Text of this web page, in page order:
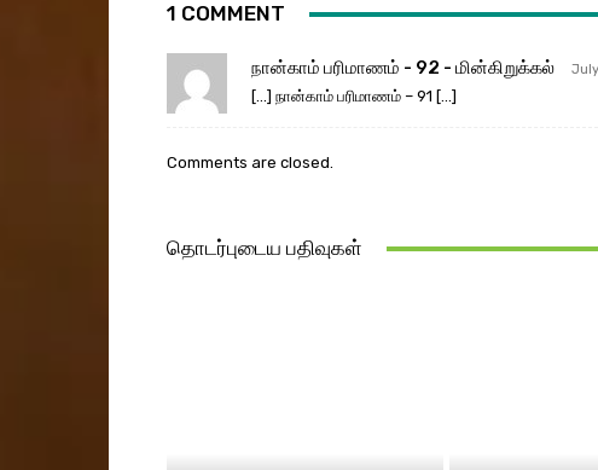
1 COMMENT
நான்காம் பரிமாணம் - 92 - மின்கிறுக்கல்
[…] நான்காம் பரிமாணம் – 91 […]
Comments are closed.
தொடர்புடைய பதிவுகள்